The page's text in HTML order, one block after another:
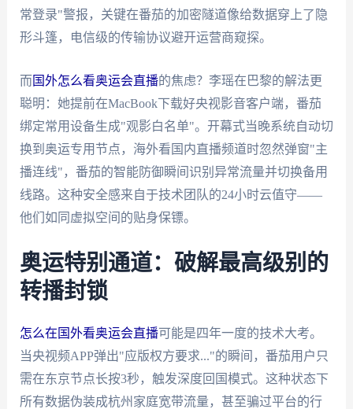
常登录"警报，关键在番茄的加密隧道像给数据穿上了隐
形斗篷，电信级的传输协议避开运营商窥探。
而 国外怎么看奥运会直播的焦虑？李瑶在巴黎的解法更
聪明：她提前在MacBook下载好央视影音客户端，番茄
绑定常用设备生成"观影白名单"。开幕式当晚系统自动切
换到奥运专用节点，海外看国内直播频道时忽然弹窗"主
播连线"，番茄的智能防御瞬间识别异常流量并切换备用
线路。这种安全感来自于技术团队的24小时云值守——
他们如同虚拟空间的贴身保镖。
奥运特别通道：破解最高级别的
转播封锁
怎么在国外看奥运会直播可能是四年一度的技术大考。
当央视频APP弹出"应版权方要求..."的瞬间，番茄用户只
需在东京节点长按3秒，触发深度回国模式。这种状态下
所有数据伪装成杭州家庭宽带流量，甚至骗过平台的行